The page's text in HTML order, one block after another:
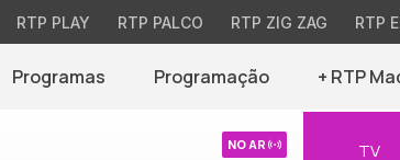
RTP PLAY RTP PALCO RTP ZIG ZAG RTP
Programas Programação + RTP
NO AR TV